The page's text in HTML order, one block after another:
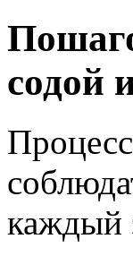
содой
каждый